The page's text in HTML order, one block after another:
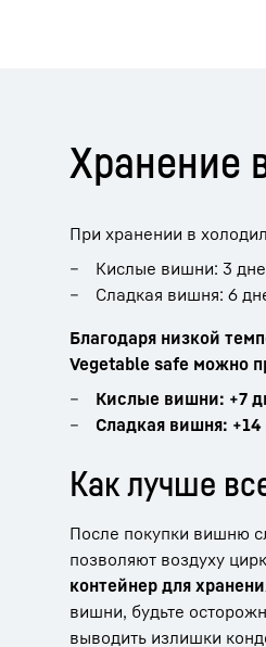
Хранение
При хранении в
Кислые вишни: 3
Сладкая вишня: 6
Благодаря низкой
Vegetable safe можно
Кислые вишни: +7
Сладкая вишня: +14
Как лучше
После покупки вишню
позволяют воздуху
контейнер для
вишни, будьте
выводить излишки